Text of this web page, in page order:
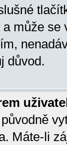
může se
důvod.
Máte-li